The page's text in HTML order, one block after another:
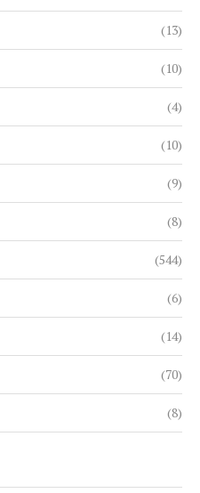
(13)
(10)
(4)
(10)
(9)
(8)
(544)
(6)
(14)
(70)
(8)